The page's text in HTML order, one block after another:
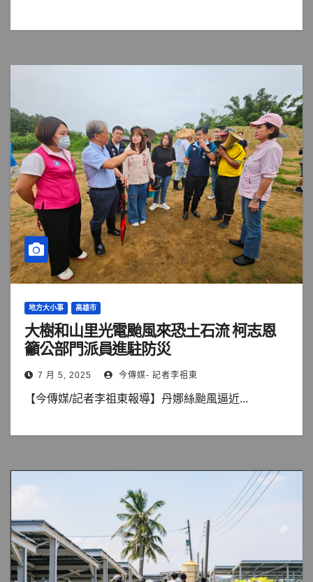
地方大小事 高雄市
大樹和山里光電颱風來恐土石流 柯志恩
籲公部門派員進駐防災
7 月 5, 2025 今傳媒- 記者李祖東
【今傳媒/記者李祖東報導】丹娜絲颱風逼近...